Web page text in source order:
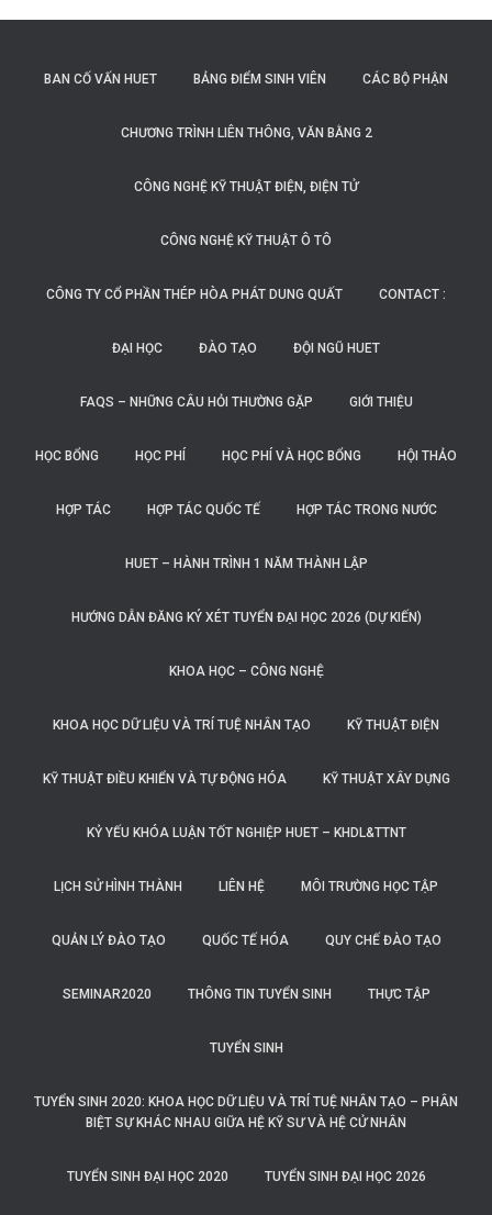
BAN CỐ VẤN HUET BẢNG ĐIỂM SINH VIÊN CÁC BỘ PHẬN
CHƯƠNG TRÌNH LIÊN THÔNG, VĂN BẰNG 2
CÔNG NGHỆ KỸ THUẬT ĐIỆN, ĐIỆN TỬ
CÔNG NGHỆ KỸ THUẬT Ô TÔ
CÔNG TY CỔ PHẦN THÉP HÒA PHÁT DUNG QUẤT CONTACT :
ĐẠI HỌC ĐÀO TẠO ĐỘI NGŨ HUET
FAQS – NHỮNG CÂU HỎI THƯỜNG GẶP GIỚI THIỆU
HỌC BỔNG HỌC PHÍ HỌC PHÍ VÀ HỌC BỔNG HỘI THẢO
HỢP TÁC HỢP TÁC QUỐC TẾ HỢP TÁC TRONG NƯỚC
HUET – HÀNH TRÌNH 1 NĂM THÀNH LẬP
HƯỚNG DẪN ĐĂNG KÝ XÉT TUYỂN ĐẠI HỌC 2026 (DỰ KIẾN)
KHOA HỌC – CÔNG NGHỆ
KHOA HỌC DỮ LIỆU VÀ TRÍ TUỆ NHÂN TẠO KỸ THUẬT ĐIỆN
KỸ THUẬT ĐIỀU KHIỂN VÀ TỰ ĐỘNG HÓA KỸ THUẬT XÂY DỰNG
KỶ YẾU KHÓA LUẬN TỐT NGHIỆP HUET – KHDL&TTNT
LỊCH SỬ HÌNH THÀNH LIÊN HỆ MÔI TRƯỜNG HỌC TẬP
QUẢN LÝ ĐÀO TẠO QUỐC TẾ HÓA QUY CHẾ ĐÀO TẠO
SEMINAR2020 THÔNG TIN TUYỂN SINH THỰC TẬP
TUYỂN SINH
TUYỂN SINH 2020: KHOA HỌC DỮ LIỆU VÀ TRÍ TUỆ NHÂN TẠO – PHÂN
BIỆT SỰ KHÁC NHAU GIỮA HỆ KỸ SƯ VÀ HỆ CỬ NHÂN
TUYỂN SINH ĐẠI HỌC 2020 TUYỂN SINH ĐẠI HỌC 2026